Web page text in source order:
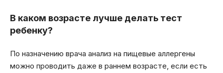
В каком возрасте лучше делать тест
ребенку?
По назначению врача анализ на пищевые аллергены
можно проводить даже в раннем возрасте, если есть